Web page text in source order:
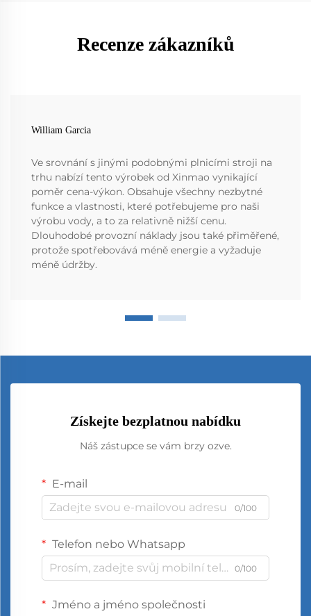
Recenze zákazníků
William Garcia
Ve srovnání s jinými podobnými plnicími stroji na
trhu nabízí tento výrobek od Xinmao vynikající
poměr cena-výkon. Obsahuje všechny nezbytné
funkce a vlastnosti, které potřebujeme pro naši
výrobu vody, a to za relativně nižší cenu.
Dlouhodobé provozní náklady jsou také přiměřené,
protože spotřebovává méně energie a vyžaduje
méně údržby.
Získejte bezplatnou nabídku
Náš zástupce se vám brzy ozve.
E-mail
0/100
Telefon nebo Whatsapp
0/100
Jméno a jméno společnosti